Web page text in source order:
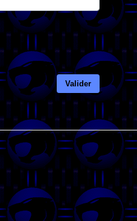
Valider